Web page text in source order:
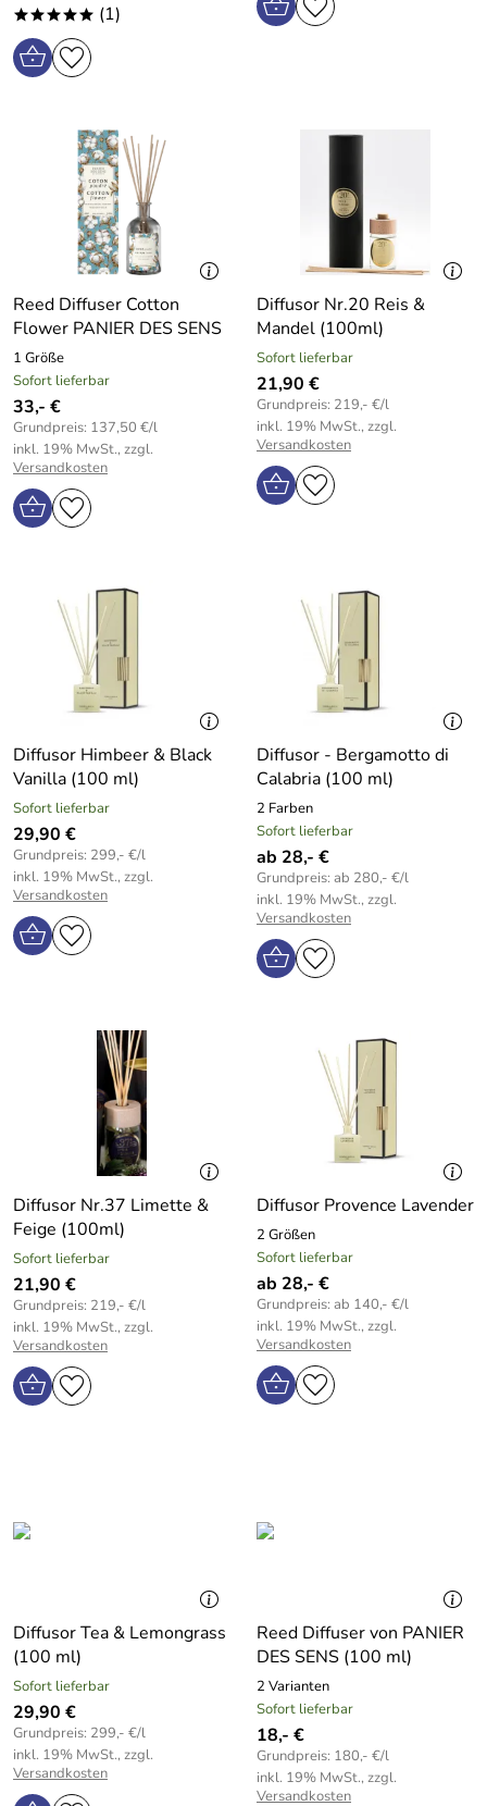
***** (1)
Reed Diffuser Cotton
Flower PANIER DES SENS
1 Größe
Sofort lieferbar
33,- €
Grundpreis: 137,50 €/l
inkl. 19% MwSt., zzgl.
Versandkosten
Diffusor Nr.20 Reis &
Mandel (100ml)
Sofort lieferbar
21,90 €
Grundpreis: 219,- €/l
inkl. 19% MwSt., zzgl.
Versandkosten
Diffusor Himbeer & Black
Vanilla (100 ml)
Sofort lieferbar
29,90 €
Grundpreis: 299,- €/l
inkl. 19% MwSt., zzgl.
Versandkosten
Diffusor - Bergamotto di
Calabria (100 ml)
2 Farben
Sofort lieferbar
ab 28,- €
Grundpreis: ab 280,- €/l
inkl. 19% MwSt., zzgl.
Versandkosten
Diffusor Nr.37 Limette &
Feige (100ml)
Sofort lieferbar
21,90 €
Grundpreis: 219,- €/l
inkl. 19% MwSt., zzgl.
Versandkosten
Diffusor Provence Lavender
2 Größen
Sofort lieferbar
ab 28,- €
Grundpreis: ab 140,- €/l
inkl. 19% MwSt., zzgl.
Versandkosten
Diffusor Tea & Lemongrass
(100 ml)
Sofort lieferbar
29,90 €
Grundpreis: 299,- €/l
inkl. 19% MwSt., zzgl.
Versandkosten
Reed Diffuser von PANIER
DES SENS (100 ml)
2 Varianten
Sofort lieferbar
18,- €
Grundpreis: 180,- €/l
inkl. 19% MwSt., zzgl.
Versandkosten